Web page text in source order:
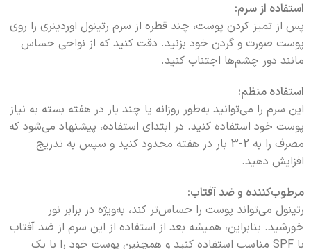
استفاده از سرم:
پس از تمیز کردن پوست، چند قطره از سرم رتینول اوردینری را روی
پوست صورت و گردن خود بزنید. دقت کنید که از نواحی حساس
مانند دور چشم‌ها اجتناب کنید.
استفاده منظم:
این سرم را می‌توانید به‌طور روزانه یا چند بار در هفته بسته به نیاز
پوست خود استفاده کنید. در ابتدای استفاده، پیشنهاد می‌شود که
مصرف را به 2-3 بار در هفته محدود کنید و سپس به تدریج
افزایش دهید.
مرطوب‌کننده و ضد آفتاب:
رتینول می‌تواند پوست را حساس‌تر کند، به‌ویژه در برابر نور
خورشید. بنابراین، همیشه بعد از استفاده از این سرم از ضد آفتاب
با SPF مناسب استفاده کنید و همچنین پوست خود را با یک